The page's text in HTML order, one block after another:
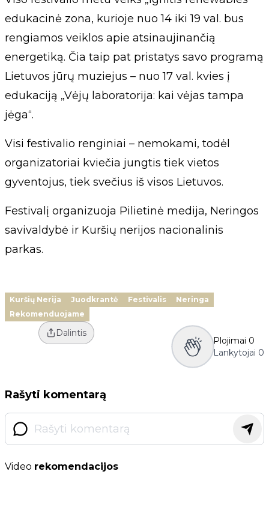
edukacinė zona, kurioje nuo 14 iki 19 val. bus
rengiamos veiklos apie atsinaujinančią
energetiką. Čia taip pat pristatys savo programą
Lietuvos jūrų muziejus – nuo 17 val. kvies į
edukaciją „Vėjų laboratorija: kai vėjas tampa
jėga“.
Visi festivalio renginiai – nemokami, todėl
organizatoriai kviečia jungtis tiek vietos
gyventojus, tiek svečius iš visos Lietuvos.
Festivalį organizuoja Pilietinė medija, Neringos
savivaldybė ir Kuršių nerijos nacionalinis
parkas.
Kuršių Nerija Juodkrantė Festivalis
Neringa
Rekomenduojame
Dalintis
Plojimai 0
Lankytojai 0
Rašyti komentarą
Video rekomendacijos